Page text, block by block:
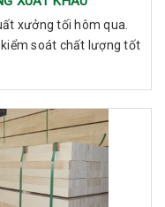
xưởng tối hôm qua.
soát chất lượng tốt